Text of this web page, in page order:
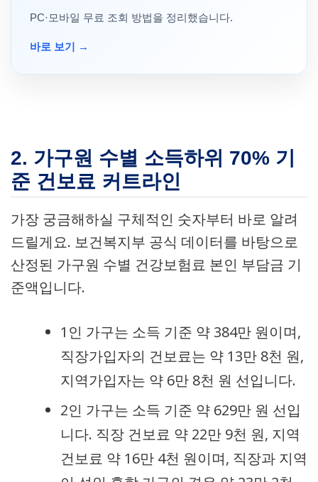
PC·모바일 무료 조회 방법을 정리했습니다.
바로 보기 →
2. 가구원 수별 소득하위 70% 기
준 건보료 커트라인
가장 궁금해하실 구체적인 숫자부터 바로 알려
드릴게요. 보건복지부 공식 데이터를 바탕으로
산정된 가구원 수별 건강보험료 본인 부담금 기
준액입니다.
1인 가구는 소득 기준 약 384만 원이며,
직장가입자의 건보료는 약 13만 8천 원,
지역가입자는 약 6만 8천 원 선입니다.
2인 가구는 소득 기준 약 629만 원 선입
니다. 직장 건보료 약 22만 9천 원, 지역
건보료 약 16만 4천 원이며, 직장과 지역